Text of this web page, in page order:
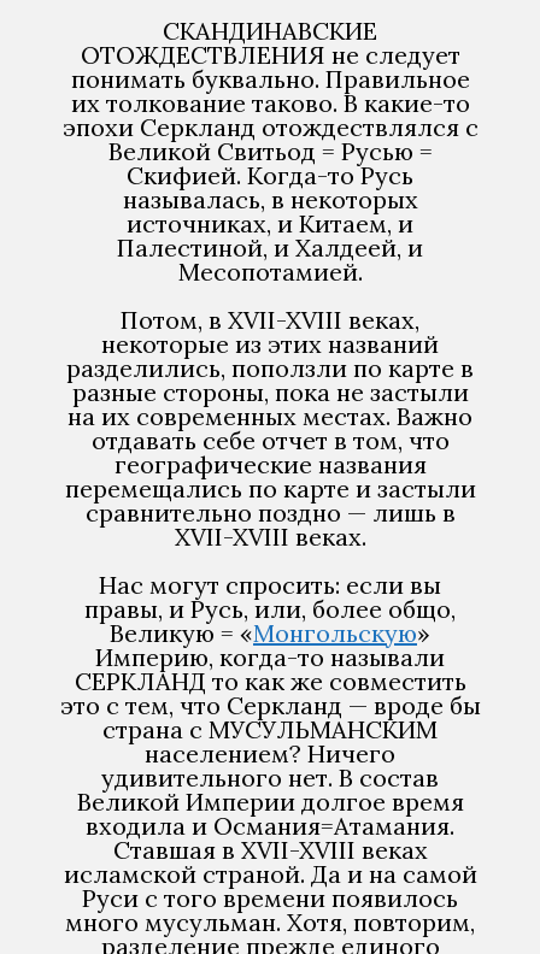
СКАНДИНАВСКИЕ
ОТОЖДЕСТВЛЕНИЯ не следует
понимать буквально. Правильное
их толкование таково. В какие-то
эпохи Серкланд отождествлялся с
Великой Свитьод = Русью =
Скифией. Когда-то Русь
называлась, в некоторых
источниках, и Китаем, и
Палестиной, и Халдеей, и
Месопотамией.
Потом, в XVII-XVIII веках,
некоторые из этих названий
разделились, поползли по карте в
разные стороны, пока не застыли
на их современных местах. Важно
отдавать себе отчет в том, что
географические названия
перемещались по карте и застыли
сравнительно поздно — лишь в
XVII-XVIII веках.
Нас могут спросить: если вы
правы, и Русь, или, более общо,
Великую = «Монгольскую»
Империю, когда-то называли
СЕРКЛАНД то как же совместить
это с тем, что Серкланд — вроде бы
страна с МУСУЛЬМАНСКИМ
населением? Ничего
удивительного нет. В состав
Великой Империи долгое время
входила и Османия=Атамания.
Ставшая в XVII-XVIII веках
исламской страной. Да и на самой
Руси с того времени появилось
много мусульман. Хотя, повторим,
разделение прежде единого